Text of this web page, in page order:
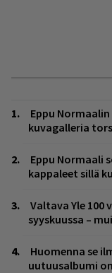
Eppu
kuvagalleria
Eppu Normaali
kappaleet sillä
Valtava Yle
syyskuussa –
Huomenna se
uutuusalbumi